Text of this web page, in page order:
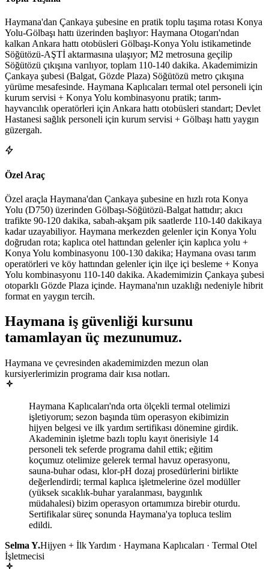
Haymana'dan Çankaya şubesine en pratik toplu taşıma rotası Konya
Yolu-Gölbaşı hattı üzerinden başlıyor: Haymana Otogarı'ndan
kalkan Ankara hattı otobüsleri Gölbaşı-Konya Yolu istikametinde
Söğütözü-AŞTİ aktarmasına ulaşıyor; M2 metrosuna geçilip
Söğütözü çıkışına varılıyor, toplam 110-140 dakika. Akademimizin
Çankaya şubesi (Balgat, Gözde Plaza) Söğütözü metro çıkışına
yürüme mesafesinde. Haymana Kaplıcaları termal otel personeli için
kurum servisi + Konya Yolu kombinasyonu pratik; tarım-
hayvancılık operatörleri için Ankara hattı otobüsleri standart; Devlet
Hastanesi sağlık personeli için kurum servisi + Gölbaşı hattı yaygın
güzergah.
Özel Araç
Özel araçla Haymana'dan Çankaya şubesine en hızlı rota Konya
Yolu (D750) üzerinden Gölbaşı-Söğütözü-Balgat hattıdır; akıcı
trafikte 90-120 dakika, sabah-akşam pik saatlerde 110-140 dakikaya
kadar uzayabiliyor. Haymana merkezden gelenler için Konya Yolu
doğrudan rota; kaplıca otel hattından gelenler için kaplıca yolu +
Konya Yolu kombinasyonu 100-130 dakika; Haymana ovası tarım
operatörleri ve köy hattından gelenler için ilçe içi besleme + Konya
Yolu kombinasyonu 110-140 dakika. Akademimizin Çankaya şubesi
otoparklı Gözde Plaza içinde. Haymana'nın uzaklığı nedeniyle hibrit
format en yaygın tercih.
Haymana iş güvenliği kursunu
tamamlayan üç mezunumuz.
Haymana ve çevresinden akademimizden mezun olan
kursiyerlerimizin programa dair kısa notları.
Haymana Kaplıcaları'nda orta ölçekli termal otelimizi
işletiyorum; sezon başında tüm operasyon ekibimizin
hijyen belgesi ve ilk yardım sertifikası dönemine girdik.
Akademinin işletme bazlı toplu kayıt önerisiyle 14
personeli tek seferde programa dahil ettik; eğitim
koçumuz otelimize gelerek termal havuz operasyonu,
sauna-buhar odası, klor-pH dozaj prosedürlerini birlikte
değerlendirdi; termal kaplıca işletmelerine özel modüller
(yüksek sıcaklık-buhar yaralanması, baygınlık
müdahalesi) bizim operasyon ortamımıza birebir oturdu.
Sertifikalar süreç sonunda Haymana'ya topluca teslim
edildi.
Selma Y.Hijyen + İlk Yardım · Haymana Kaplıcaları · Termal Otel
İşletmecisi